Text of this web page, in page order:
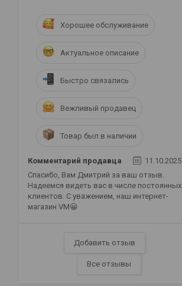
Хорошее обслуживание
Актуальное описание
Быстро связались
Вежливый продавец
Товар был в наличии
Комментарий продавца
11.10.2025
Спасибо, Вам Дмитрий за ваш отзыв.
Надеемся видеть вас в числе постоянных
клиентов. С уважением, наш интернет-
магазин VM😀
Добавить отзыв
Все отзывы